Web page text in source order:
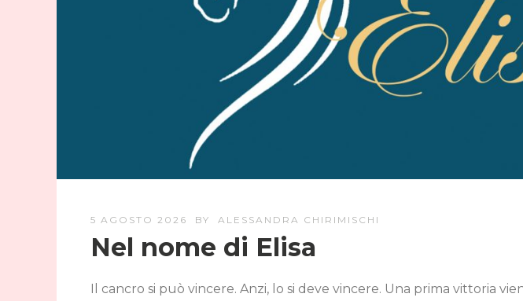
5 AGOSTO 2026 BY ALESSANDRA CHIRIMISCHI
Nel nome di Elisa
Il cancro si può vincere. Anzi, lo si deve vincere. Una prima vittoria